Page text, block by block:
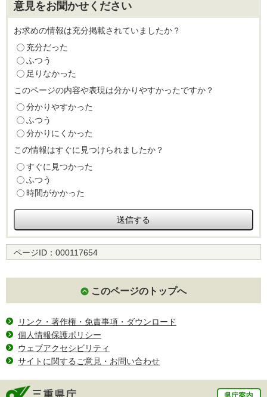
意見をお聞かせください
お求めの情報は充分掲載されていましたか？
充分だった
ふつう
足りなかった
このページの内容や表現は分かりやすかったですか？
分かりやすかった
ふつう
分かりにくかった
この情報はすぐに見つけられましたか？
すぐに見つかった
ふつう
時間がかかった
ページID： 000117654
このページのトップへ
リンク・著作権・免責事項・ダウンロード
個人情報保護ポリシー
ウェブアクセシビリティ
サイトに関するご意見・お問い合わせ